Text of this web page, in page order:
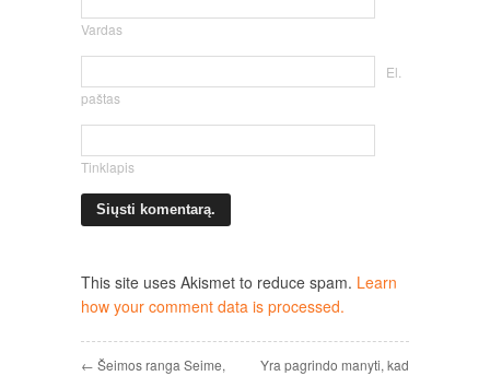
Vardas
El.
paštas
Tinklapis
This site uses Akismet to reduce spam. Learn
how your comment data is processed.
← Šeimos ranga Seime,
Yra pagrindo manyti, kad